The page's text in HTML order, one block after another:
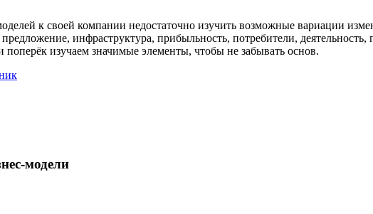
к своей компании недостаточно изучить возможные вариации
инфраструктура, прибыльность, потребители,
поперёк изучаем значимые элементы, чтобы не забывать основ.
модели